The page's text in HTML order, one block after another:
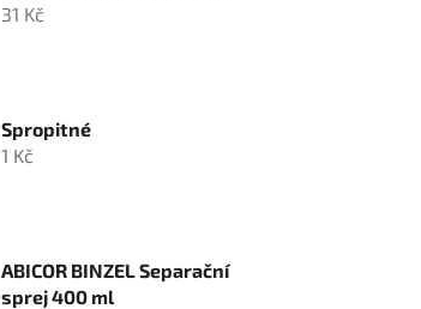
31 Kč
Spropitné
1 Kč
ABICOR BINZEL Separační
sprej 400 ml